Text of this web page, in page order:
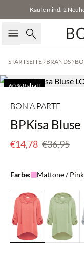
Kaufe mind. 2
Suche
STARTSEITE BRANDS
60 % Rabatt
BON'A PARTE
BPKisa Bluse
€14,78 €36,95
Farbe: Mattone / Pink